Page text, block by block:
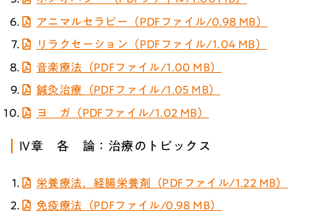
アニマルセラピー（PDFファイル/0.98 MB）
リラクセーション（PDFファイル/1.04 MB）
音楽療法（PDFファイル/1.00 MB）
鍼灸治療（PDFファイル/1.05 MB）
ヨ ガ（PDFファイル/1.02 MB）
Ⅳ章 各 論：治療のトピックス
栄養療法，経腸栄養剤（PDFファイル/1.22 MB）
免疫療法（PDFファイル/0.98 MB）